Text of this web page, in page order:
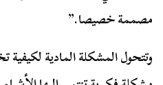
مصممة خصيصا.”
وتتحول المشكلة المادية لكيفية